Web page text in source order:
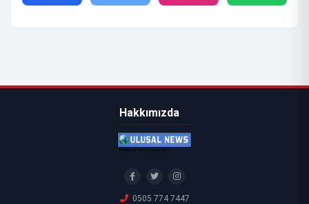
Hakkımızda
0505 774 7447